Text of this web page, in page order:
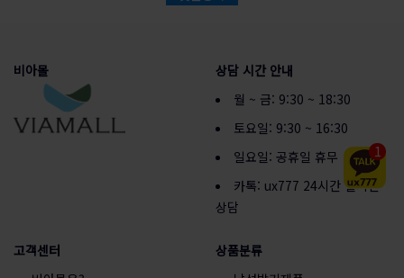
비아몰
상담 시간 안내
월 ~ 금: 9:30 ~ 18:30
토요일: 9:30 ~ 16:30
일요일: 공휴일 휴무
카톡: ux777 24시간 실시간
상담
고객센터
상품분류
1